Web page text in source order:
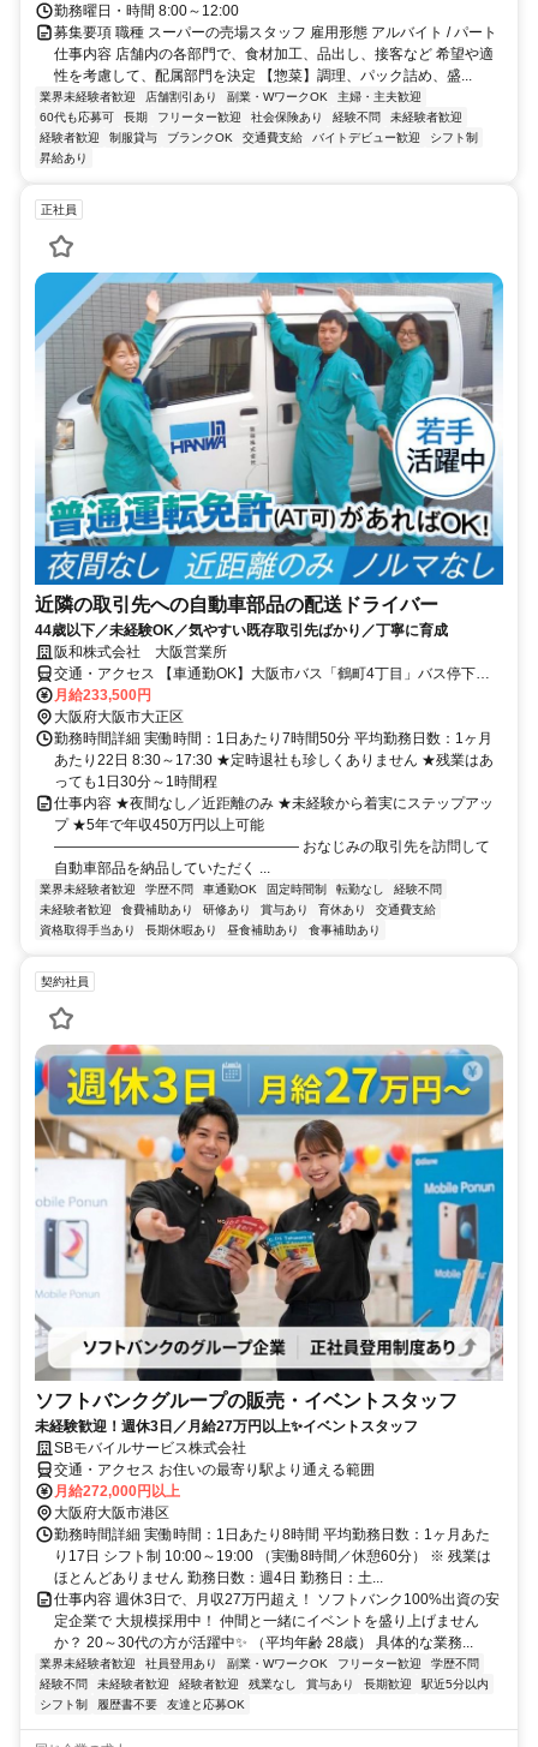
勤務曜日・時間 8:00～12:00
募集要項 職種 スーパーの売場スタッフ 雇用形態 アルバイト / パート
仕事内容 店舗内の各部門で、食材加工、品出し、接客など 希望や適
性を考慮して、配属部門を決定 【惣菜】調理、パック詰め、盛...
業界未経験者歓迎 店舗割引あり 副業・WワークOK
主婦・主夫歓迎
60代も応募可
長期 フリーター歓迎 社会保険あり 経験不問
未経験者歓迎
経験者歓迎
制服貸与 ブランクOK 交通費支給 バイトデビュー歓迎
シフト制
昇給あり
正社員
近隣の取引先への自動車部品の配送ドライバー
44歳以下／未経験OK／気やすい既存取引先ばかり／丁寧に育成
阪和株式会社 大阪営業所
交通・アクセス 【車通勤OK】大阪市バス「鶴町4丁目」バス停下車
徒歩3分
月給233,500円
大阪府大阪市大正区
勤務時間詳細 実働時間：1日あたり7時間50分 平均勤務日数：1ヶ月
あたり22日 8:30～17:30 ★定時退社も珍しくありません ★残業はあ
っても1日30分～1時間程
仕事内容 ★夜間なし／近距離のみ ★未経験から着実にステップアッ
プ ★5年で年収450万円以上可能
――――――――――――――――― おなじみの取引先を訪問して
自動車部品を納品していただく ...
業界未経験者歓迎 学歴不問 車通勤OK 固定時間制 転勤なし
経験不問
未経験者歓迎
食費補助あり 研修あり 賞与あり 育休あり
交通費支給
資格取得手当あり
長期休暇あり 昼食補助あり 食事補助あり
契約社員
ソフトバンクグループの販売・イベントスタッフ
未経験歓迎！週休3日／月給27万円以上✨イベントスタッフ
SBモバイルサービス株式会社
交通・アクセス お住いの最寄り駅より通える範囲
月給272,000円以上
大阪府大阪市港区
勤務時間詳細 実働時間：1日あたり8時間 平均勤務日数：1ヶ月あた
り17日 シフト制 10:00～19:00 （実働8時間／休憩60分） ※ 残業は
ほとんどありません 勤務日数：週4日 勤務日：土...
仕事内容 週休3日で、月収27万円超え！ ソフトバンク100%出資の安
定企業で 大規模採用中！ 仲間と一緒にイベントを盛り上げません
か？ 20～30代の方が活躍中✨ （平均年齢 28歳） 具体的な業務...
業界未経験者歓迎 社員登用あり 副業・WワークOK フリーター歓迎
学歴不問
経験不問
未経験者歓迎 経験者歓迎 残業なし 賞与あり 長期歓迎
駅近5分以内
シフト制
履歴書不要 友達と応募OK